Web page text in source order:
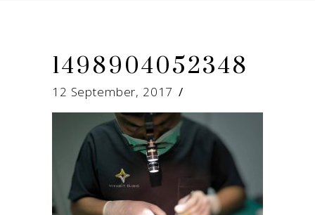
1498904052348
12 September, 2017